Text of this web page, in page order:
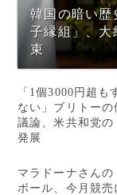
韓国の暗い歴
子縁組」、大
束
「1個3000円超も
ない」ブリトーの
議論、米共和党の
発展
マラドーナさんの
ボール、今月競